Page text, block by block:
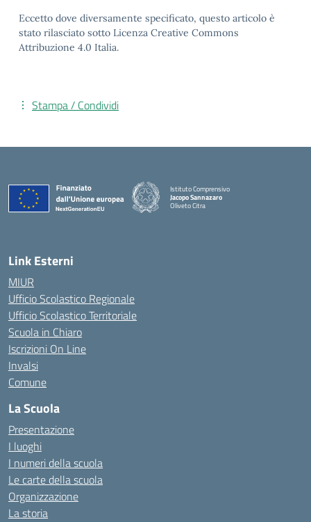
Eccetto dove diversamente specificato, questo articolo è
stato rilasciato sotto Licenza Creative Commons
Attribuzione 4.0 Italia.
Stampa / Condividi
Istituto Comprensivo
Jacopo Sannazaro
Oliveto Citra
Link Esterni
MIUR
Ufficio Scolastico Regionale
Ufficio Scolastico Territoriale
Scuola in Chiaro
Iscrizioni On Line
Invalsi
Comune
La Scuola
Presentazione
I luoghi
I numeri della scuola
Le carte della scuola
Organizzazione
La storia